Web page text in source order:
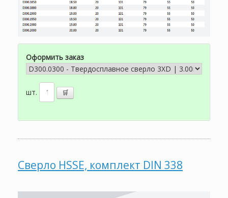
Оформить заказ
шт.
Сверло HSSE, комплект DIN 338